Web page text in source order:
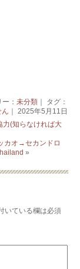
： 未分類｜ タグ：
ん ｜ 2025年5月11日
力(知らなければ大
カオ→セカンドロ
»
いている欄は必須